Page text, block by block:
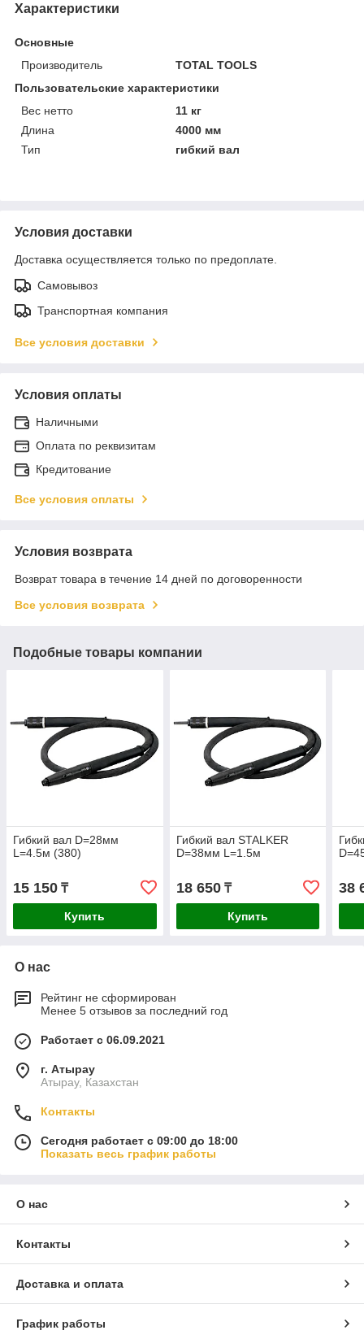
Характеристики
Основные
Производитель
TOTAL TOOLS
Пользовательские характеристики
Вес нетто
11 кг
Длина
4000 мм
Тип
гибкий вал
Условия доставки
Доставка осуществляется только по предоплате.
Самовывоз
Транспортная компания
Все условия доставки
Условия оплаты
Наличными
Оплата по реквизитам
Кредитование
Все условия оплаты
Условия возврата
Возврат товара в течение 14 дней по договоренности
Все условия возврата
Подобные товары компании
Гибкий вал D=28мм
L=4.5м (380)
15 150 ₸
Купить
Гибкий вал STALKER
D=38мм L=1.5м
18 650₸
Купить
38
О нас
Рейтинг не сформирован
Менее 5 отзывов за последний год
Работает с 06.09.2021
г. Атырау
Атырау, Казахстан
Контакты
Сегодня работает с 09:00 до 18:00
Показать весь график работы
О нас
Контакты
Доставка и оплата
График работы